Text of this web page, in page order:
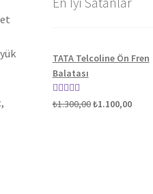
TATA Telcoline Ön Fren
Balatası
5 üzerinden
₺1.300,00Orijinal
₺1.100,00Şu